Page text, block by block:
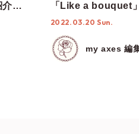
！
「Like a bouquet
イリング大解剖！
2022.03.20 Sun.
my axes 編